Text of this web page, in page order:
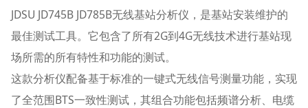
JDSU JD745B JD785B无线基站分析仪，是基站安装维护的
最佳测试工具。它包含了所有2G到4G无线技术进行基站现
场所需的所有特性和功能的测试。
这款分析仪配备基于标准的一键式无线信号测量功能，实现
了全范围BTS一致性测试，其组合功能包括频谱分析、电缆